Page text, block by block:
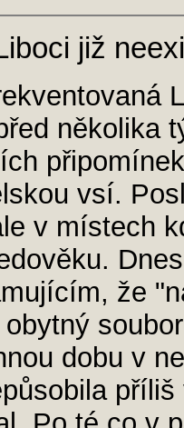
již
několika
vsí.
v místech
že
dobu v